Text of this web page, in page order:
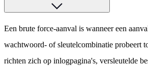
Een brute force-aanval is wanneer een
wachtwoord- of sleutelcombinatie probeert
richten zich op inlogpagina's, versleutelde